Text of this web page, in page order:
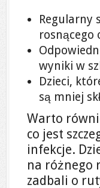
Regularny
rosnącego
wyniki w
Dzieci,
są mniej
Warto
co jest
infekcje.
na różnego
zadbali o